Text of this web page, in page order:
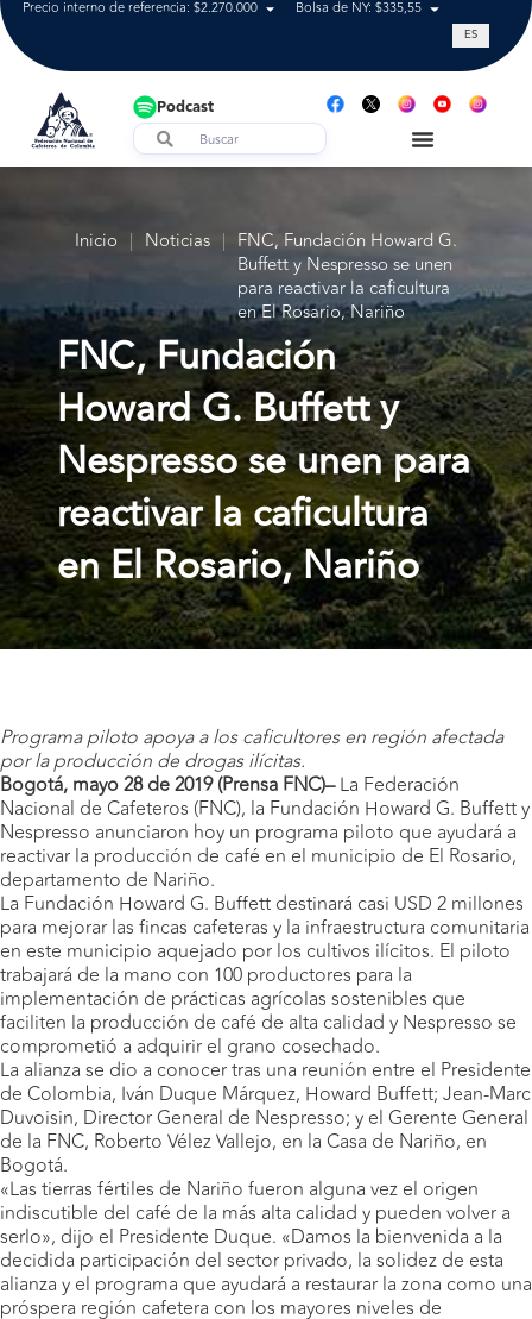
Precio interno de referencia: $2.270.000 Bolsa de NY: $335,55 Tasa de
ES
Podcast
Inicio | Noticias | FNC, Fundación Howard G.
Buffett y Nespresso se unen
para reactivar la caficultura
en El Rosario, Nariño
FNC, Fundación
Howard G. Buffett y
Nespresso se unen para
reactivar la caficultura
en El Rosario, Nariño
Programa piloto apoya a los caficultores en región afectada
por la producción de drogas ilícitas.
Bogotá, mayo 28 de 2019 (Prensa FNC)–La Federación
Nacional de Cafeteros (FNC), la Fundación Howard G. Buffett y
Nespresso anunciaron hoy un programa piloto que ayudará a
reactivar la producción de café en el municipio de El Rosario,
departamento de Nariño.
La Fundación Howard G. Buffett destinará casi USD 2 millones
para mejorar las fincas cafeteras y la infraestructura comunitaria
en este municipio aquejado por los cultivos ilícitos. El piloto
trabajará de la mano con 100 productores para la
implementación de prácticas agrícolas sostenibles que
faciliten la producción de café de alta calidad y Nespresso se
comprometió a adquirir el grano cosechado.
La alianza se dio a conocer tras una reunión entre el Presidente
de Colombia, Iván Duque Márquez, Howard Buffett; Jean-Marc
Duvoisin, Director General de Nespresso; y el Gerente General
de la FNC, Roberto Vélez Vallejo, en la Casa de Nariño, en
Bogotá.
«Las tierras fértiles de Nariño fueron alguna vez el origen
indiscutible del café de la más alta calidad y pueden volver a
serlo», dijo el Presidente Duque. «Damos la bienvenida a la
decidida participación del sector privado, la solidez de esta
alianza y el programa que ayudará a restaurar la zona como una
próspera región cafetera con los mayores niveles de